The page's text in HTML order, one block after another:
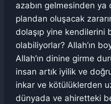
azabın gelmesinden ya
plandan oluşacak
dolaşıp yine kendilerini
olabiliyorlar? Allah’ın
Allah’ın dinine girme
insan artık iyilik ve
inkar ve kötülüklerden
dünyada ve ahiretteki